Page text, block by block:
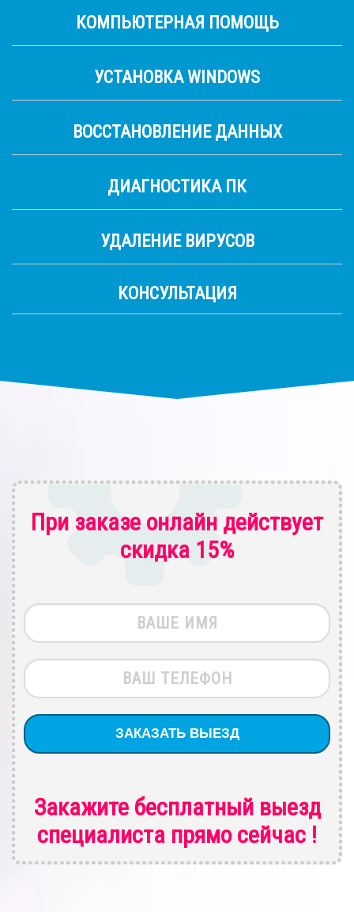
КОМПЬЮТЕРНАЯ ПОМОЩЬ
УСТАНОВКА WINDOWS
ВОССТАНОВЛЕНИЕ ДАННЫХ
ДИАГНОСТИКА ПК
УДАЛЕНИЕ ВИРУСОВ
КОНСУЛЬТАЦИЯ
При заказе онлайн действует
скидка 15%
Закажите бесплатный выезд
специалиста прямо сейчас !